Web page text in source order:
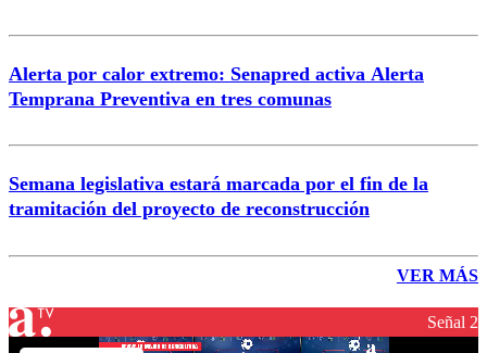
Alerta por calor extremo: Senapred activa Alerta
Temprana Preventiva en tres comunas
Semana legislativa estará marcada por el fin de la
tramitación del proyecto de reconstrucción
VER MÁS
Señal 2